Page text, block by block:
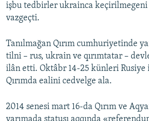
işbu tedbirler ukrainca
vazgeçti.
Tanılmağan Qırım cumhuriyetinde
tilni – rus, ukrain ve qırımtatar –
ilân etti. Oktâbr 14-25 künleri Rusiye
Qırımda ealini cedvelge ala.
2014 senesi mart 16-da Qırım ve